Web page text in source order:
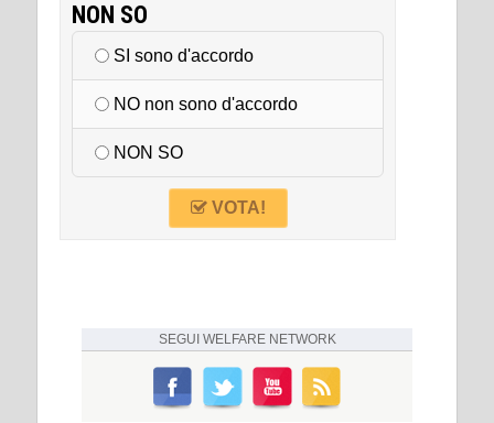
NON SO
SI sono d'accordo
NO non sono d'accordo
NON SO
VOTA!
SEGUI WELFARE NETWORK